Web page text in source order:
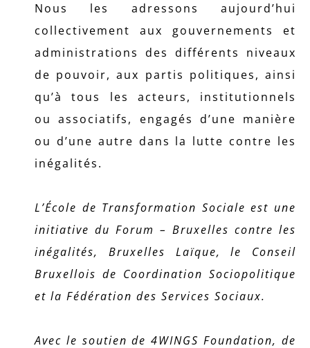
Nous les adressons aujourd’hui
collectivement aux gouvernements et
administrations des différents niveaux
de pouvoir, aux partis politiques, ainsi
qu’à tous les acteurs, institutionnels
ou associatifs, engagés d’une manière
ou d’une autre dans la lutte contre les
inégalités.
L’École de Transformation Sociale est une
initiative du Forum – Bruxelles contre les
inégalités, Bruxelles Laïque, le Conseil
Bruxellois de Coordination Sociopolitique
et la Fédération des Services Sociaux.
Avec le soutien de 4WINGS Foundation, de